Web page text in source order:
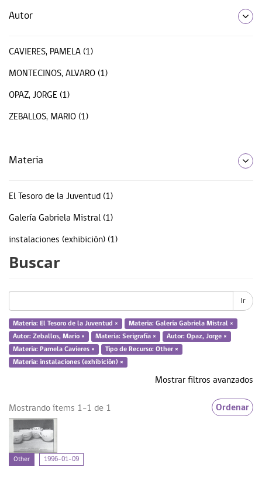
Autor
CAVIERES, PAMELA (1)
MONTECINOS, ALVARO (1)
OPAZ, JORGE (1)
ZEBALLOS, MARIO (1)
Materia
El Tesoro de la Juventud (1)
Galería Gabriela Mistral (1)
instalaciones (exhibición) (1)
Pamela Cavieres (1)
... más
Fecha
1996 (1)
Tipo de Recurso
Buscar
Ir
Materia: El Tesoro de la Juventud ×
Materia: Galería Gabriela Mistral ×
Autor: Zeballos, Mario ×
Materia: Serigrafía ×
Autor: Opaz, Jorge ×
Materia: Pamela Cavieres ×
Tipo de Recurso: Other ×
Materia: instalaciones (exhibición) ×
Mostrar filtros avanzados
Mostrando ítems 1-1 de 1 Ordenar
Other 1996-01-09